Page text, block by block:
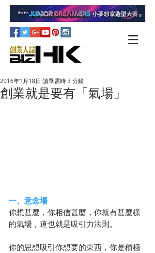
創業就是要有「氣場」
2016年1月18日 讀畢需時 3 分鐘
一、意念場
你想甚麼，你相信甚麼，你就有甚麼樣
的氣場，這也就是吸引力法則。
你的思想吸引你想要的東西，你是積極